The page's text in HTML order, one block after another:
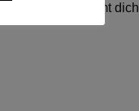
und durchströmt